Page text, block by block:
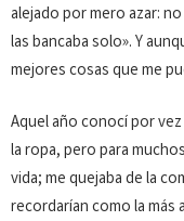
alejado por mero azar:
las bancaba solo». Y
mejores cosas que me
Aquel año conocí por
la ropa, pero para
vida; me quejaba de la
recordarían como la